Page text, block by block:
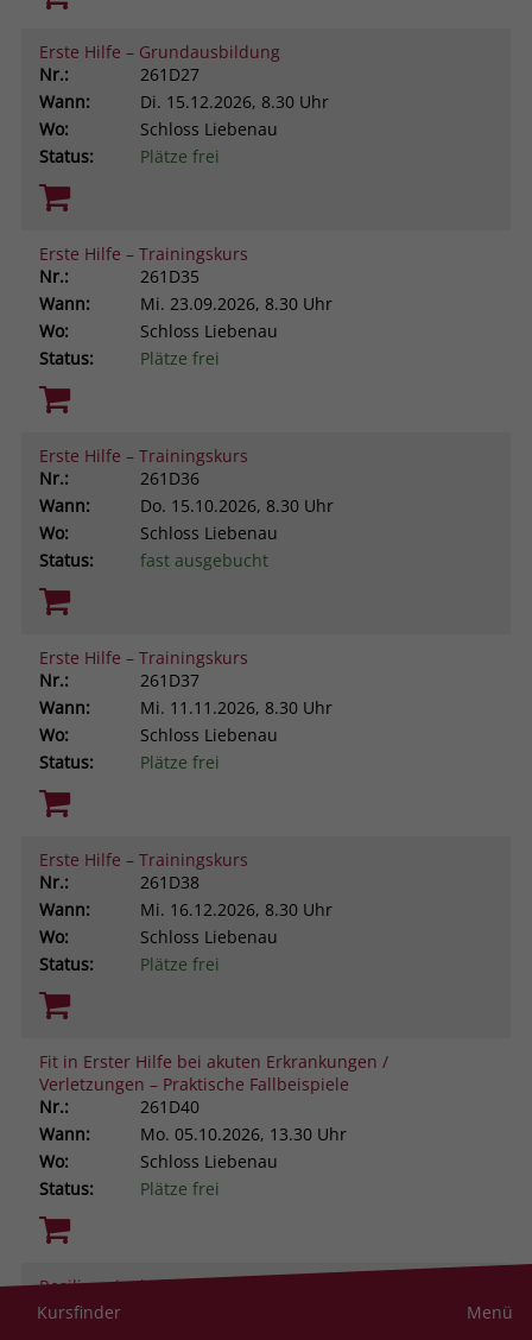
Erste Hilfe – Grundausbildung
Nr.:
261D27
Wann:
Di. 15.12.2026, 8.30 Uhr
Wo:
Schloss Liebenau
Status:
Plätze frei
Erste Hilfe – Trainingskurs
Nr.:
261D35
Wann:
Mi. 23.09.2026, 8.30 Uhr
Wo:
Schloss Liebenau
Status:
Plätze frei
Erste Hilfe – Trainingskurs
Nr.:
261D36
Wann:
Do. 15.10.2026, 8.30 Uhr
Wo:
Schloss Liebenau
Status:
fast ausgebucht
Erste Hilfe – Trainingskurs
Nr.:
261D37
Wann:
Mi. 11.11.2026, 8.30 Uhr
Wo:
Schloss Liebenau
Status:
Plätze frei
Erste Hilfe – Trainingskurs
Nr.:
261D38
Wann:
Mi. 16.12.2026, 8.30 Uhr
Wo:
Schloss Liebenau
Status:
Plätze frei
Fit in Erster Hilfe bei akuten Erkrankungen /
Verletzungen – Praktische Fallbeispiele
Nr.:
261D40
Wann:
Mo. 05.10.2026, 13.30 Uhr
Wo:
Schloss Liebenau
Status:
Plätze frei
Resilienz im helfenden Beruf. Was uns stark macht
gegen Stress und Belastung
Kursfinder Menü